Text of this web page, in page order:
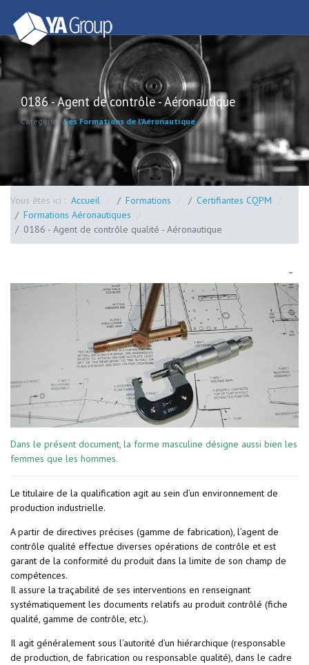
0186 - Agent de contrôle - Aéronautique
Catégorie :Les Formations de l'Aéronautique
Vous êtes ici : Accueil Formations
Certifiantes CQPM
Formations Aéronautiques
0186 - Agent de contrôle qualité - Aéronautique
Dans le présent document, la forme masculine désigne aussi bien les
femmes que les hommes.
Le titulaire de la qualification agit au sein d’un environnement de
production industrielle.
A partir de directives précises (gamme de fabrication), l’agent de
contrôle qualité effectue diverses opérations de contrôle et est
garant de la conformité du produit dans la limite de son champ de
compétences.
Il assure la traçabilité de ses interventions en renseignant
systématiquement les documents relatifs au produit contrôlé (fiche
qualité, gamme de contrôle, etc.).
Il agit généralement sous l’autorité d’un hiérarchique (responsable
de production, de fabrication ou responsable qualité), dans le cadre